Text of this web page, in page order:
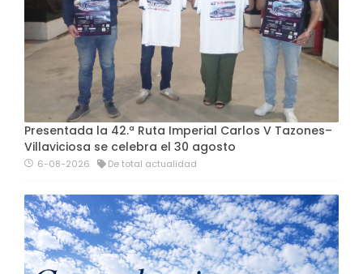
Presentada la 42.ª Ruta Imperial Carlos V Tazones–
Villaviciosa se celebra el 30 agosto
6-08-2026 De total actualidad